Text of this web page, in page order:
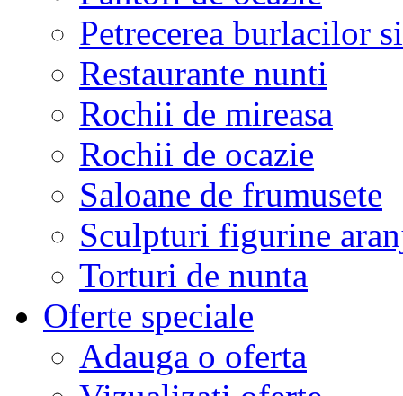
Petrecerea burlacilor
Restaurante nunti
Rochii de mireasa
Rochii de ocazie
Saloane de frumusete
Sculpturi figurine
Torturi de nunta
Oferte speciale
Adauga o oferta